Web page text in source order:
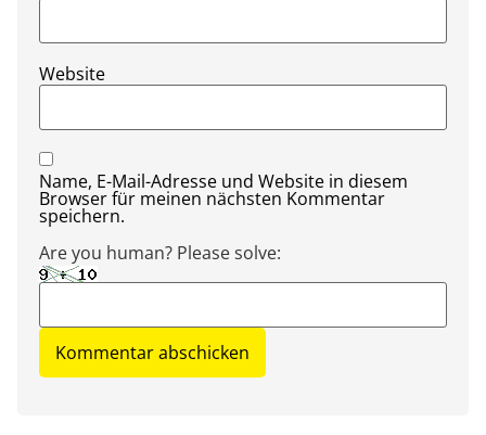
Website
Name, E-Mail-Adresse und Website in diesem
Browser für meinen nächsten Kommentar
speichern.
Are you human? Please solve: